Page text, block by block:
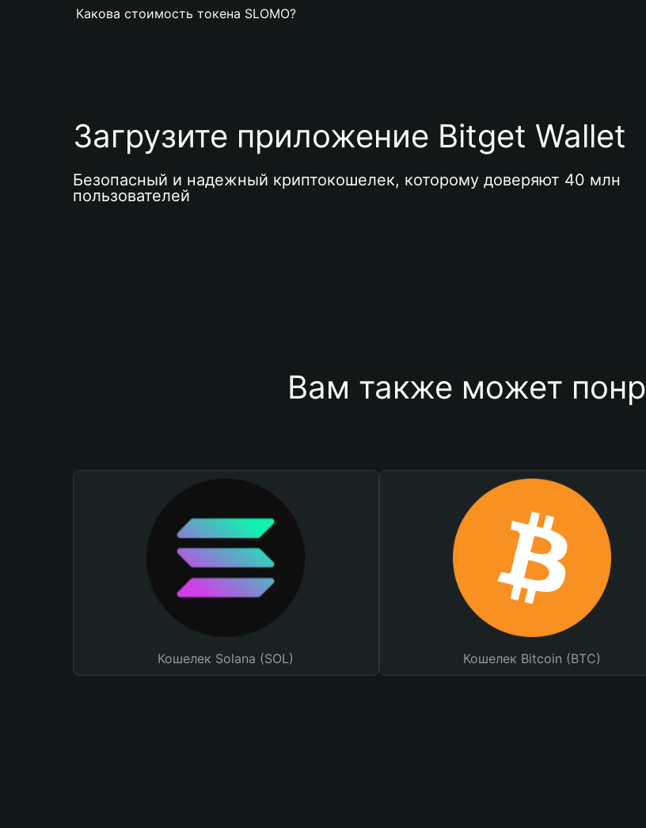
Какова стоимость токена SLOMO?
Загрузите приложение Bitget Wallet
Безопасный и надежный криптокошелек, которому доверяют 40 млн
пользователей
Вам также может
Кошелек Solana (SOL) Кошелек Bitcoin (BTC)